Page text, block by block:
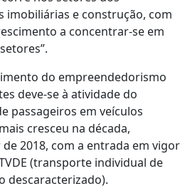
imobiliárias e construção, com
a concentrar-se em
do empreendedorismo
deve-se à atividade do
passageiros em veículos
cresceu na década,
2018, com a entrada em vigor
(transporte individual de
descaracterizado).